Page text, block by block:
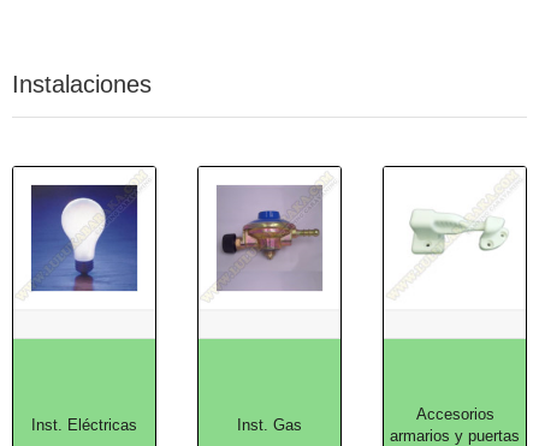
Instalaciones
Inst. Eléctricas Inst. Gas
Accesorios
armarios y puertas